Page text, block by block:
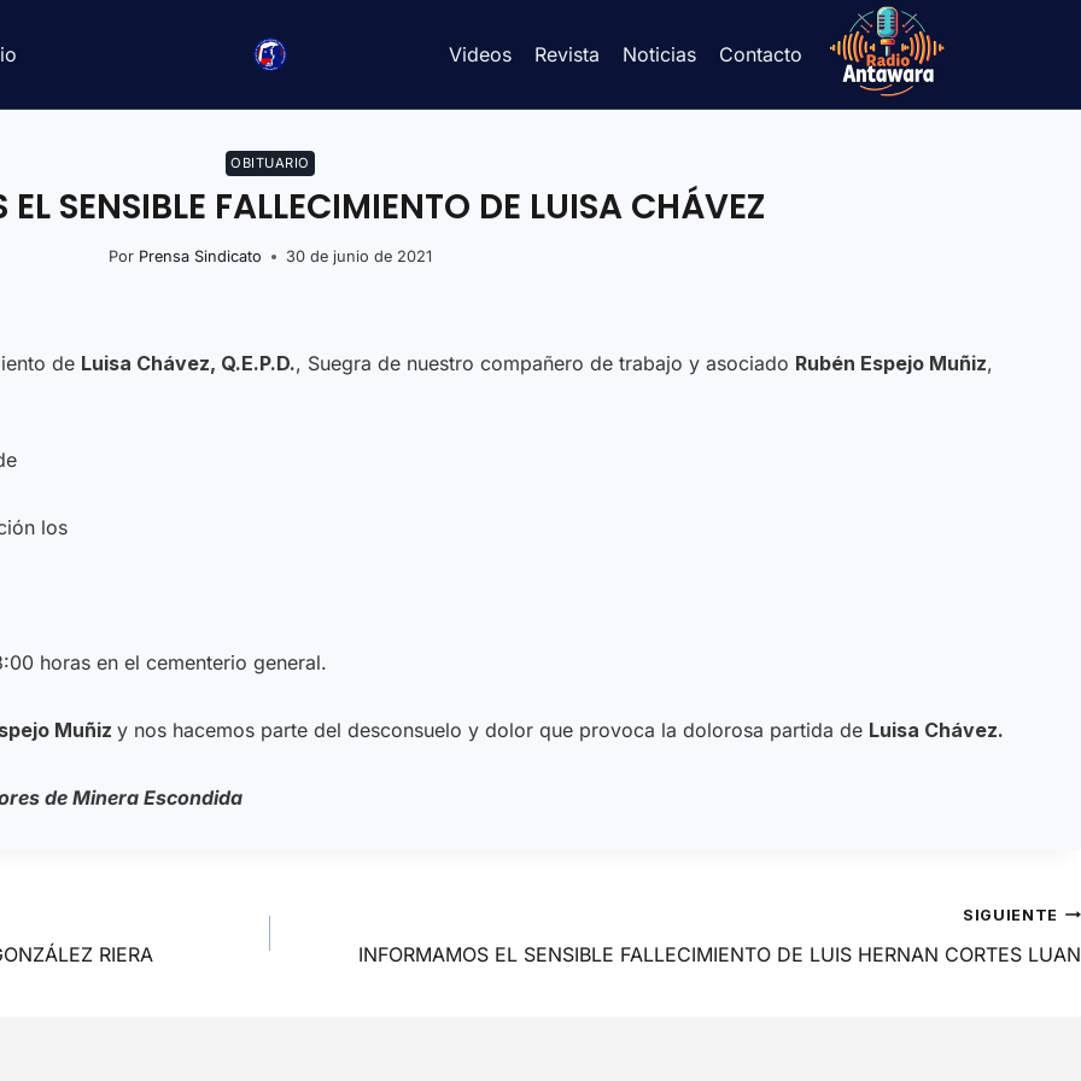
Videos Revista Noticias Contacto
OBITUARIO
SENSIBLE FALLECIMIENTO DE LUISA CHÁVEZ
Por Prensa Sindicato 30 de junio de 2021
de Luisa Chávez, Q.E.P.D., Suegra de nuestro compañero de trabajo y asociado Rubén Espejo Muñiz,
los
horas en el cementerio general.
Muñiz y nos hacemos parte del desconsuelo y dolor que provoca la dolorosa partida de Luisa Chávez.
de Minera Escondida
RIERA
SIGUIENTE
INFORMAMOS EL SENSIBLE FALLECIMIENTO DE LUIS HERNAN CORTES LUAN